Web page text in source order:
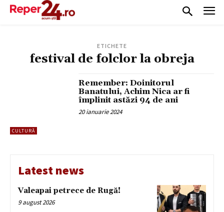
ETICHETE
festival de folclor la obreja
CULTURĂ
Remember: Doinitorul
Banatului, Achim Nica ar fi
împlinit astăzi 94 de ani
20 ianuarie 2024
Latest news
Valeapai petrece de Rugă!
9 august 2026